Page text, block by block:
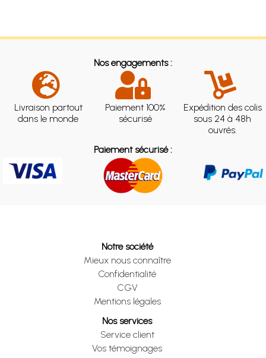
Nos engagements :
Livraison partout
dans le monde
Paiement 100%
sécurisé
Expédition des colis
sous 24 à 48h
ouvrés.
Paiement sécurisé :
Notre société
Mieux nous connaître
Confidentialité
CGV
Mentions légales
Nos services
Service client
Vos témoignages